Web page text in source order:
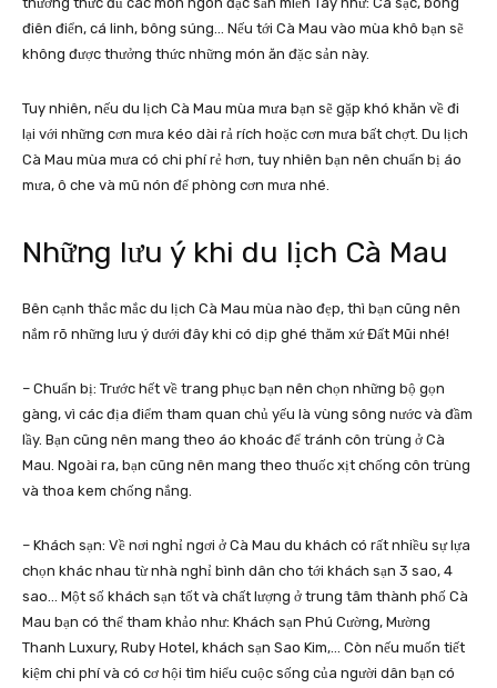
điên điển, cá linh, bông súng… Nếu tới Cà Mau vào mùa khô bạn sẽ
không được thưởng thức những món ăn đặc sản này.
Tuy nhiên, nếu du lịch Cà Mau mùa mưa bạn sẽ gặp khó khăn về đi
lại với những cơn mưa kéo dài rả rích hoặc cơn mưa bất chợt. Du lịch
Cà Mau mùa mưa có chi phí rẻ hơn, tuy nhiên bạn nên chuẩn bị áo
mưa, ô che và mũ nón để phòng cơn mưa nhé.
Những lưu ý khi du lịch Cà Mau
Bên cạnh thắc mắc du lịch Cà Mau mùa nào đẹp, thì bạn cũng nên
nắm rõ những lưu ý dưới đây khi có dịp ghé thăm xứ Đất Mũi nhé!
– Chuẩn bị: Trước hết về trang phục bạn nên chọn những bộ gọn
gàng, vì các địa điểm tham quan chủ yếu là vùng sông nước và đầm
lầy. Bạn cũng nên mang theo áo khoác để tránh côn trùng ở Cà
Mau. Ngoài ra, bạn cũng nên mang theo thuốc xịt chống côn trùng
và thoa kem chống nắng.
– Khách sạn: Về nơi nghỉ ngơi ở Cà Mau du khách có rất nhiều sự lựa
chọn khác nhau từ nhà nghỉ bình dân cho tới khách sạn 3 sao, 4
sao… Một số khách sạn tốt và chất lượng ở trung tâm thành phố Cà
Mau bạn có thể tham khảo như: Khách sạn Phú Cường, Mường
Thanh Luxury, Ruby Hotel, khách sạn Sao Kim,… Còn nếu muốn tiết
kiệm chi phí và có cơ hội tìm hiểu cuộc sống của người dân bạn có